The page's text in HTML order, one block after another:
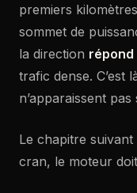
premiers
sommet de
la direction répond
trafic dense. C’est
n’apparaissent
Le chapitre suivant
cran, le moteur